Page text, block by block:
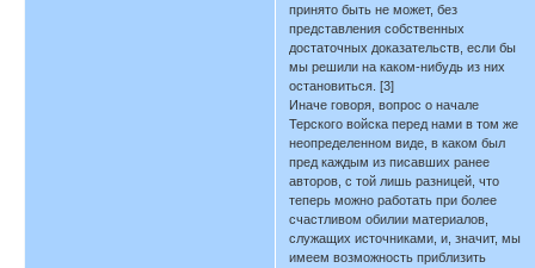
принято быть не может, без
представления собственных
достаточных доказательств, если бы
мы решили на каком-нибудь из них
остановиться. [3]
Иначе говоря, вопрос о начале
Терского войска перед нами в том же
неопределенном виде, в каком был
пред каждым из писавших ранее
авторов, с той лишь разницей, что
теперь можно работать при более
счастливом обилии материалов,
служащих источниками, и, значит, мы
имеем возможность приблизить